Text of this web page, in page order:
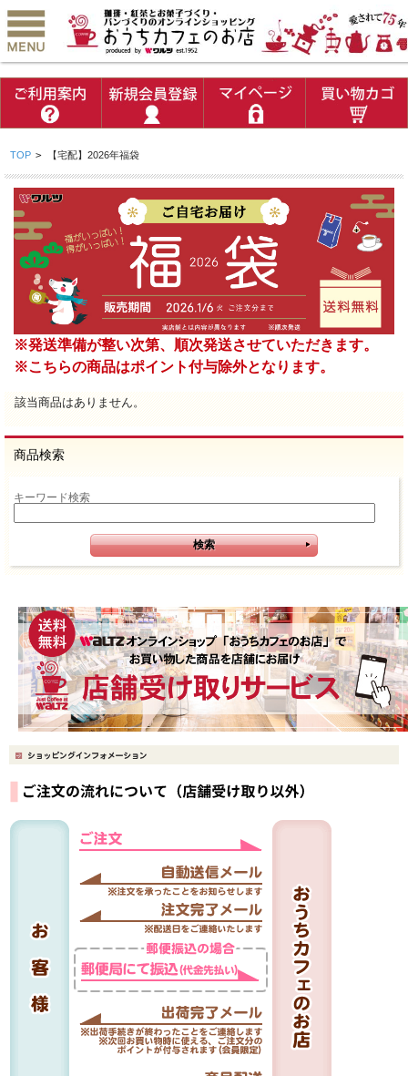
TOP > 【宅配】2026年福袋
※発送準備が整い次第、順次発送させていただきます。
※こちらの商品はポイント付与除外となります。
該当商品はありません。
商品検索
キーワード検索